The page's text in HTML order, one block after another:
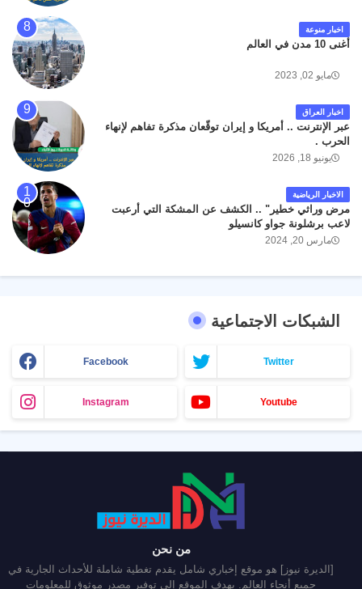
اخبار منوعة
أغنى 10 مدن في العالم
مايو 02, 2023
اخبار العراق
عبر الإنترنت .. أمريكا و إيران توقّعان مذكرة تفاهم لإنهاء
الحرب .
يونيو 18, 2026
الاخبار الرياضية
مرض وراثي خطير" .. الكشف عن المشكة التي أرعبت
لاعب برشلونة جواو كانسيلو
مارس 20, 2024
الشبكات الاجتماعية
Facebook Twitter
Instagram Youtube
من نحن
[الديرة نيوز] هو موقع إخباري شامل يقدم تغطية شاملة للأحداث الجارية في
جميع أنحاء العالم. يهدف الموقع إلى توفير مصدر موثوق للمعلومات